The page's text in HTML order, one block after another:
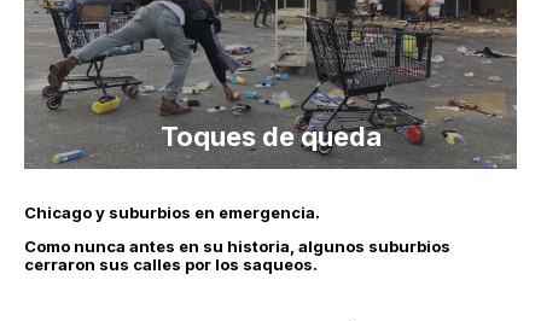
Toques de queda
Chicago y suburbios en emergencia.
Como nunca antes en su historia, algunos suburbios
cerraron sus calles por los saqueos.